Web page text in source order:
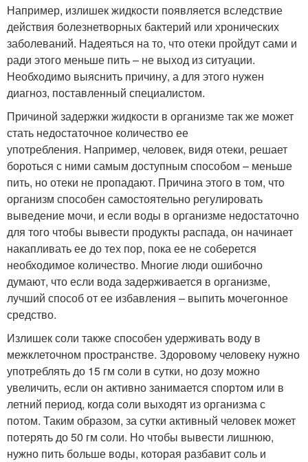
Например, излишек жидкости появляется вследствие
действия болезнетворных бактерий или хронических
заболеваний. Надеяться на то, что отеки пройдут сами и
ради этого меньше пить – не выход из ситуации.
Необходимо выяснить причину, а для этого нужен
диагноз, поставленный специалистом.
Причиной задержки жидкости в организме так же может
стать недостаточное количество ее
употребления. Например, человек, видя отеки, решает
бороться с ними самым доступным способом – меньше
пить, но отеки не пропадают. Причина этого в том, что
организм способен самостоятельно регулировать
выведение мочи, и если воды в организме недостаточно
для того чтобы вывести продукты распада, он начинает
накапливать ее до тех пор, пока ее не соберется
необходимое количество. Многие люди ошибочно
думают, что если вода задерживается в организме,
лучший способ от ее избавления – выпить мочегонное
средство.
Излишек соли также способен удерживать воду в
межклеточном пространстве. Здоровому человеку нужно
употреблять до 15 гм соли в сутки, но дозу можно
увеличить, если он активно занимается спортом или в
летний период, когда соли выходят из организма с
потом. Таким образом, за сутки активный человек может
потерять до 50 гм соли. Но чтобы вывести лишнюю,
нужно пить больше воды, которая разбавит соль и